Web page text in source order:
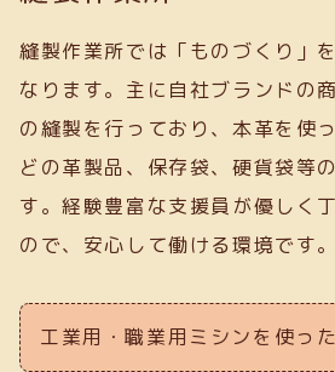
縫製作業所では「ものづくり」
なります。主に自社ブランドの
の縫製を行っており、本革を使
どの革製品、保存袋、硬貨袋等
す。経験豊富な支援員が優しく
ので、安心して働ける環境です。
工業用・職業用ミシンを使っ